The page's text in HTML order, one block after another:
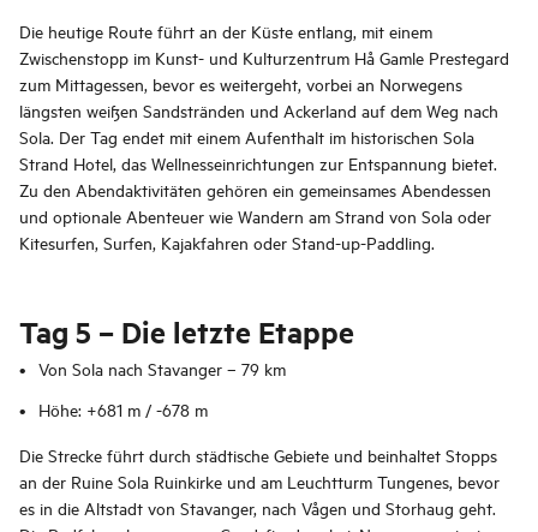
Die heutige Route führt an der Küste entlang, mit einem
Zwischenstopp im Kunst- und Kulturzentrum Hå Gamle Prestegard
zum Mittagessen, bevor es weitergeht, vorbei an Norwegens
längsten weißen Sandstränden und Ackerland auf dem Weg nach
Sola. Der Tag endet mit einem Aufenthalt im historischen Sola
Strand Hotel, das Wellnesseinrichtungen zur Entspannung bietet.
Zu den Abendaktivitäten gehören ein gemeinsames Abendessen
und optionale Abenteuer wie Wandern am Strand von Sola oder
Kitesurfen, Surfen, Kajakfahren oder Stand-up-Paddling.
Tag 5 – Die letzte Etappe
Von Sola nach Stavanger – 79 km
Höhe: +681 m / -678 m
Die Strecke führt durch städtische Gebiete und beinhaltet Stopps
an der Ruine Sola Ruinkirke und am Leuchtturm Tungenes, bevor
es in die Altstadt von Stavanger, nach Vågen und Storhaug geht.